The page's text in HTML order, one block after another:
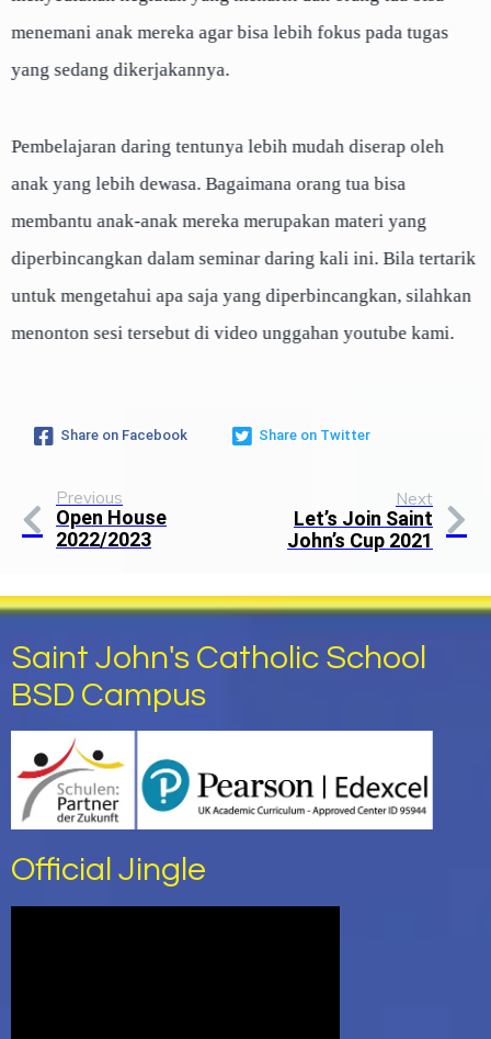
menemani anak mereka agar bisa lebih fokus pada tugas
yang sedang dikerjakannya.
Pembelajaran daring tentunya lebih mudah diserap oleh
anak yang lebih dewasa. Bagaimana orang tua bisa
membantu anak-anak mereka merupakan materi yang
diperbincangkan dalam seminar daring kali ini. Bila tertarik
untuk mengetahui apa saja yang diperbincangkan, silahkan
menonton sesi tersebut di video unggahan youtube kami.
Share on Facebook Share on Twitter
Previous
Open House
2022/2023
Next
Let’s Join Saint
John’s Cup 2021
Saint John's Catholic School
BSD Campus
Official Jingle